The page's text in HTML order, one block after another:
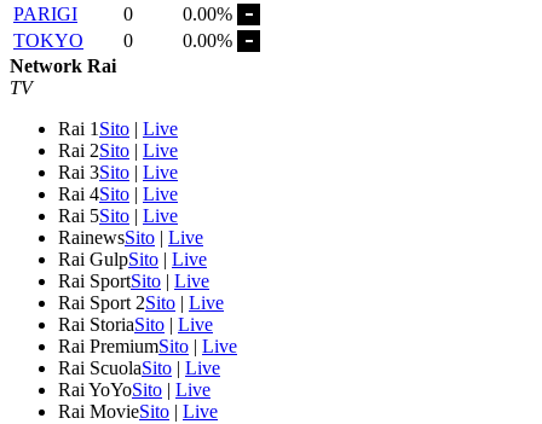
PARIGI
0
0.00%
TOKYO
0
0.00%
Network Rai
TV
Rai 1 Sito | Live
Rai 2Sito | Live
Rai 3Sito | Live
Rai 4Sito | Live
Rai 5Sito | Live
RainewsSito | Live
Rai GulpSito | Live
Rai SportSito | Live
Rai Sport 2Sito | Live
Rai StoriaSito | Live
Rai PremiumSito | Live
Rai ScuolaSito | Live
Rai YoYoSito | Live
Rai MovieSito | Live